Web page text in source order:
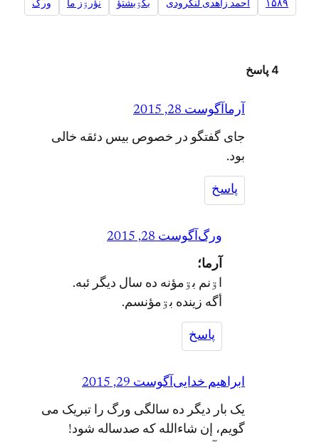
۱۵۸۹ احمد زاهدی لنگرودی بگۊبشتؤ نؤرۊز ما ورگ
4 پاسخ
آرماآگوست 28, 2015
جای گفتگو در خصوص بیس دئقه خالی
بود.
پاسخ
ورگآگوست 28, 2015
آرما؛
اۊنم بۊمؤنه ده سال ديگر ئبه.
أگه زينده بۊمؤنسم.
پاسخ
ابراهیم خداییآگوست 29, 2015
یک بار دیگر ده سالگی ورگ را تبریک می
گویم، إن شاءالله که صدساله شود!